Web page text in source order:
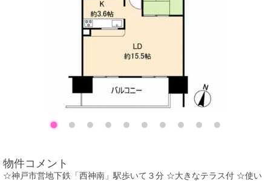
物件コメント
☆神戸市営地下鉄「西神南」駅歩いて３分 ☆大きなテラス付 ☆使い